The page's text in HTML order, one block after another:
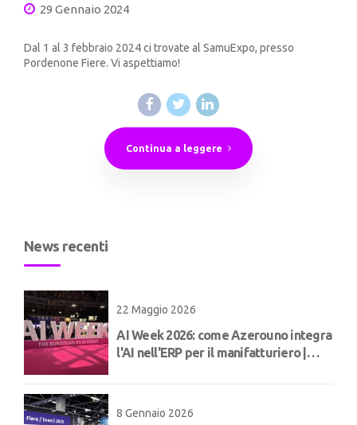
29 Gennaio 2024
Dal 1 al 3 febbraio 2024 ci trovate al SamuExpo, presso
Pordenone Fiere. Vi aspettiamo!
Continua a leggere
News recenti
22 Maggio 2026
AI Week 2026: come Azerouno integra
l'AI nell'ERP per il manifatturiero |
8 Gennaio 2026